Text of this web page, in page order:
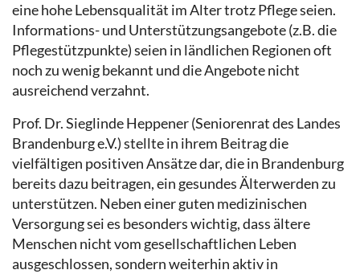
eine hohe Lebensqualität im Alter trotz Pflege seien.
Informations- und Unterstützungsangebote (z.B. die
Pflegestützpunkte) seien in ländlichen Regionen oft
noch zu wenig bekannt und die Angebote nicht
ausreichend verzahnt.
Prof. Dr. Sieglinde Heppener (Seniorenrat des Landes
Brandenburg e.V.) stellte in ihrem Beitrag die
vielfältigen positiven Ansätze dar, die in Brandenburg
bereits dazu beitragen, ein gesundes Älterwerden zu
unterstützen. Neben einer guten medizinischen
Versorgung sei es besonders wichtig, dass ältere
Menschen nicht vom gesellschaftlichen Leben
ausgeschlossen, sondern weiterhin aktiv in